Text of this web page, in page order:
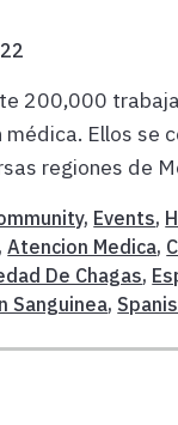
200,000
médica. Ellos se
regiones de
, Events,
,Atencion Medica,
De Chagas,
Sanguinea,